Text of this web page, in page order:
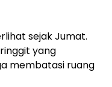
sejak Jumat.
yang
membatasi ruang